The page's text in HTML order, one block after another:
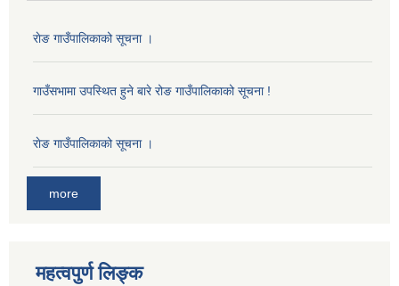
राेङ गाउँपालिकाको सूचना ।
गाउँसभामा उपस्थित हुने बारे रोङ गाउँपालिकाको सूचना !
राेङ गाउँपालिकाको सूचना ।
more
महत्वपुर्ण लिङ्क